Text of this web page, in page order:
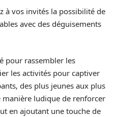
à vos invités la possibilité de
avec des déguisements
pour rassembler les
les activités pour captiver
des plus jeunes aux plus
ludique de renforcer
en ajoutant une touche de